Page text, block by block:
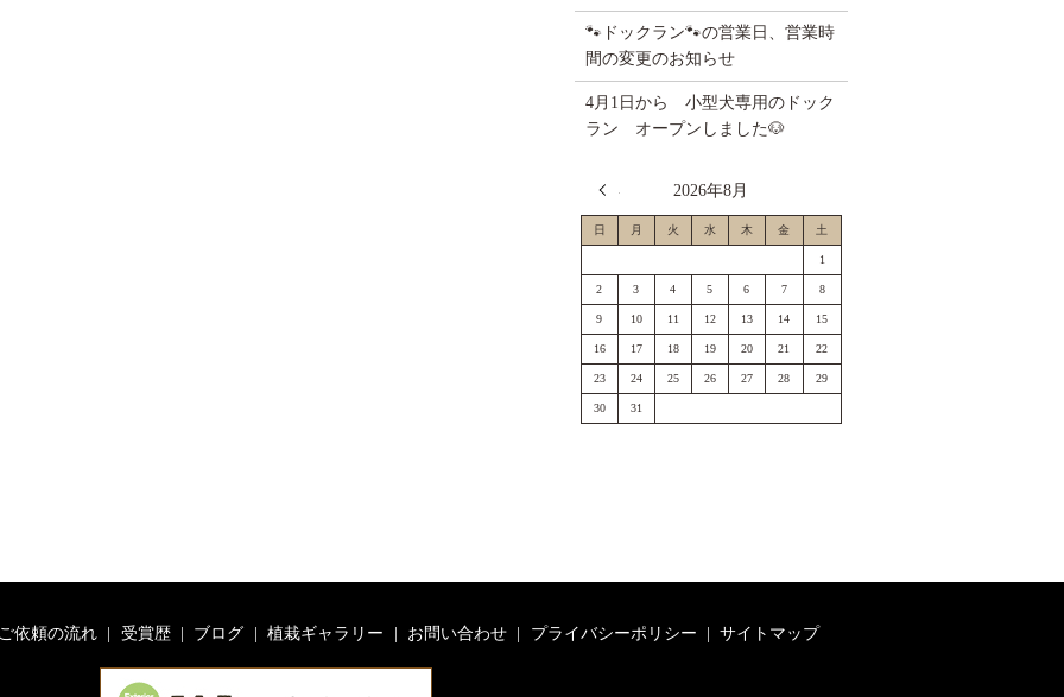
🐾ドックラン🐾の営業日、営業時
間の変更のお知らせ
4月1日から 小型犬専用のドック
ラン オープンしました🐶
2026年8月
日 月 火 水 木 金 土
1
2 3 4 5 6 7 8
9 10 11 12 13 14 15
16 17 18 19 20 21 22
23 24 25 26 27 28 29
30 31
ご依頼の流れ 受賞歴 ブログ 植栽ギャラリー お問い合わせ プライバシーポリシー サイトマップ